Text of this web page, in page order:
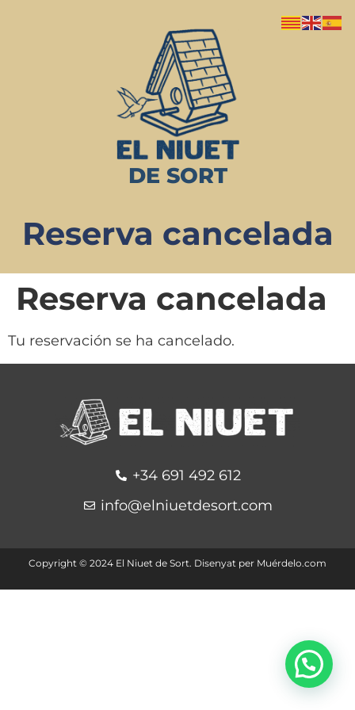
DE SORT
Reserva cancelada
Reserva cancelada
Tu reservación se ha cancelado.
+34 691 492 612
info@elniuetdesort.com
Copyright ©️ 2024 El Niuet de Sort. Disenyat per Muérdelo.com